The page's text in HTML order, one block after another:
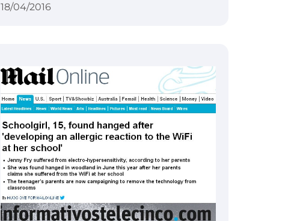
18/04/2016